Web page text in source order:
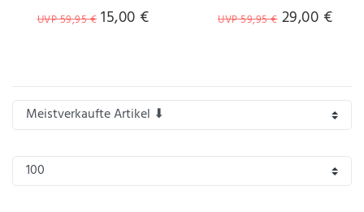
UVP 59,95 € 15,00 € UVP 59,95 € 29,00 €